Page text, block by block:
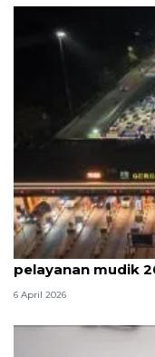
Survei: 88,8
pelayanan mudik
6 April 2026